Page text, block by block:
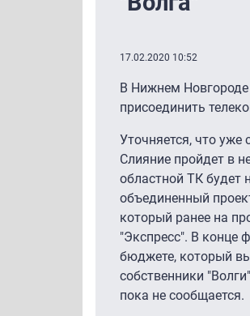
17.02.2020 10:52
В Нижнем
присоединить
Уточняется, что
Слияние пройдет в
областной ТК будет
объединенный
который ранее на
"Экспресс". В конце
бюджете, который
собственники
пока не сообщается.